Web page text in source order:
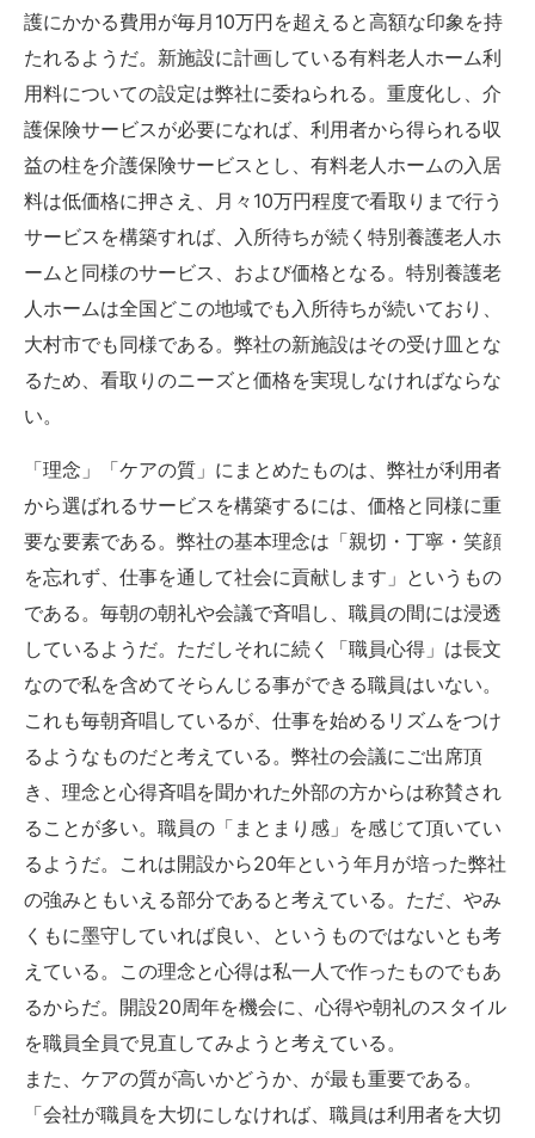
護にかかる費用が毎月10万円を超えると高額な印象を持
たれるようだ。新施設に計画している有料老人ホーム利
用料についての設定は弊社に委ねられる。重度化し、介
護保険サービスが必要になれば、利用者から得られる収
益の柱を介護保険サービスとし、有料老人ホームの入居
料は低価格に押さえ、月々10万円程度で看取りまで行う
サービスを構築すれば、入所待ちが続く特別養護老人ホ
ームと同様のサービス、および価格となる。特別養護老
人ホームは全国どこの地域でも入所待ちが続いており、
大村市でも同様である。弊社の新施設はその受け皿とな
るため、看取りのニーズと価格を実現しなければならな
い。
「理念」「ケアの質」にまとめたものは、弊社が利用者
から選ばれるサービスを構築するには、価格と同様に重
要な要素である。弊社の基本理念は「親切・丁寧・笑顔
を忘れず、仕事を通して社会に貢献します」というもの
である。毎朝の朝礼や会議で斉唱し、職員の間には浸透
しているようだ。ただしそれに続く「職員心得」は長文
なので私を含めてそらんじる事ができる職員はいない。
これも毎朝斉唱しているが、仕事を始めるリズムをつけ
るようなものだと考えている。弊社の会議にご出席頂
き、理念と心得斉唱を聞かれた外部の方からは称賛され
ることが多い。職員の「まとまり感」を感じて頂いてい
るようだ。これは開設から20年という年月が培った弊社
の強みともいえる部分であると考えている。ただ、やみ
くもに墨守していれば良い、というものではないとも考
えている。この理念と心得は私一人で作ったものでもあ
るからだ。開設20周年を機会に、心得や朝礼のスタイル
を職員全員で見直してみようと考えている。
また、ケアの質が高いかどうか、が最も重要である。
「会社が職員を大切にしなければ、職員は利用者を大切